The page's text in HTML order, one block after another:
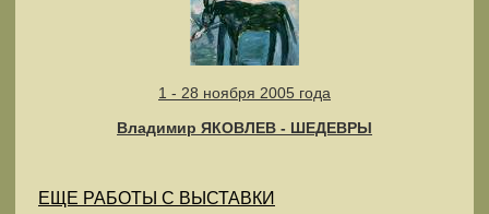
1 - 28 ноября 2005 года
Владимир ЯКОВЛЕВ - ШЕДЕВРЫ
ЕЩЕ РАБОТЫ С ВЫСТАВКИ